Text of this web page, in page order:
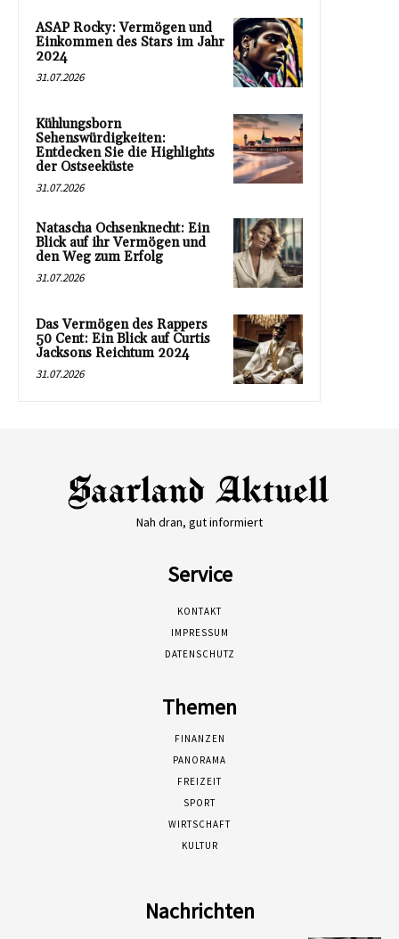
ASAP Rocky: Vermögen und
Einkommen des Stars im Jahr
2024
31.07.2026
Kühlungsborn
Sehenswürdigkeiten:
Entdecken Sie die Highlights
der Ostseeküste
31.07.2026
Natascha Ochsenknecht: Ein
Blick auf ihr Vermögen und
den Weg zum Erfolg
31.07.2026
Das Vermögen des Rappers
50 Cent: Ein Blick auf Curtis
Jacksons Reichtum 2024
31.07.2026
Nah dran, gut informiert
Service
KONTAKT
IMPRESSUM
DATENSCHUTZ
Themen
FINANZEN
PANORAMA
FREIZEIT
SPORT
WIRTSCHAFT
KULTUR
Nachrichten